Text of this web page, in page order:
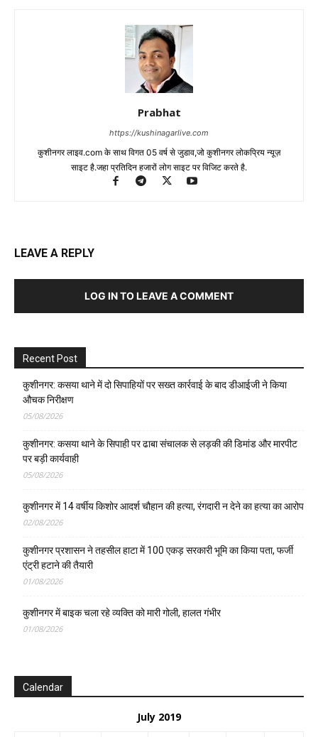
Prabhat
https://kushinagarlive.com
कुशीनगर लाइव.com के साथ विगत 05 वर्ष से जुडाव,जो कुशीनगर लोकप्रिय न्यूज़
साइट है.जहा प्रतिदिन हजारों लोग साइट पर विजिट करते है.
LEAVE A REPLY
LOG IN TO LEAVE A COMMENT
Recent Post
कुशीनगर: कसया थाने में दो सिपाहियों पर सख्त कार्रवाई के बाद डीआईजी ने किया
औचक निरीक्षण
05/08/2026
कुशीनगर: कसया थाने के सिपाही पर ढाबा संचालक से लड़की की डिमांड और मारपीट
पर बड़ी कार्यवाही
05/08/2026
कुशीनगर में 14 वर्षीय किशोर आदर्श चौहान की हत्या, रंगदारी न देने का हत्या का आरोप
02/08/2026
कुशीनगर प्रशासन ने तहसील हाटा में 100 एकड़ सरकारी भूमि का किया पता, फर्जी
एंट्री हटाने की तैयारी
01/08/2026
कुशीनगर में बाइक चला रहे व्यक्ति को मारी गोली, हालत गंभीर
01/08/2026
Calendar
July 2019